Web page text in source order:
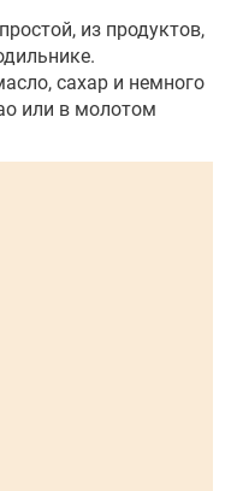
из продуктов,
сахар и немного
или в молотом